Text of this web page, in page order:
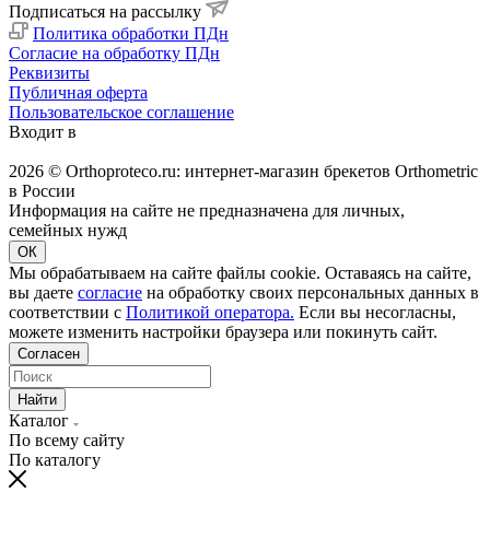
Подписаться на рассылку
Политика обработки ПДн
Согласие на обработку ПДн
Реквизиты
Публичная оферта
Пользовательское соглашение
Входит в
2026 © Orthoproteco.ru: интернет-магазин брекетов Orthometric
в России
Информация на сайте не предназначена для личных,
семейных нужд
ОК
Мы обрабатываем на сайте файлы cookie. Оставаясь на сайте,
вы даете согласие на обработку своих персональных данных в
соответствии с Политикой оператора. Если вы несогласны,
можете изменить настройки браузера или покинуть сайт.
Согласен
Найти
Каталог
По всему сайту
По каталогу